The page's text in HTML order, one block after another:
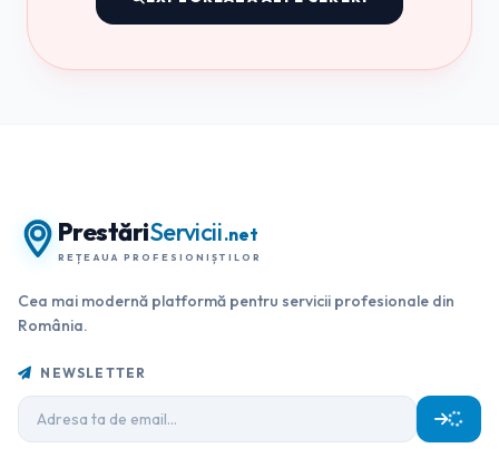
PrestăriServicii.net
REȚEAUA PROFESIONIȘTILOR
Cea mai modernă platformă pentru servicii profesionale din
România.
NEWSLETTER